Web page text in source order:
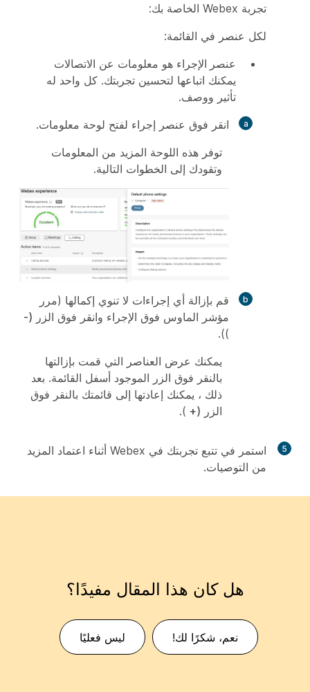
تجربة Webex الخاصة بك:
لكل عنصر في القائمة:
عنصر الإجراء هو معلومات عن الاتصالات
يمكنك اتباعها لتحسين تجربتك. كل واحد له
تأثير ووصف.
انقر فوق عنصر إجراء لفتح لوحة معلومات.
توفر هذه اللوحة المزيد من المعلومات
وتقودك إلى الخطوات التالية.
قم بإزالة أي إجراءات لا تنوي إكمالها (مرر
مؤشر الماوس فوق الإجراء وانقر فوق الزر (-
)).
يمكنك عرض العناصر التي قمت بإزالتها
بالنقر فوق الزر الموجود أسفل القائمة. بعد
ذلك ، يمكنك إعادتها إلى قائمتك بالنقر فوق
الزر (+
).
5
استمر في تتبع تجربتك في Webex أثناء اعتماد المزيد
من التوصيات.
هل كان هذا المقال مفيدًا؟
نعم، شكرًا لك! ليس فعليًا